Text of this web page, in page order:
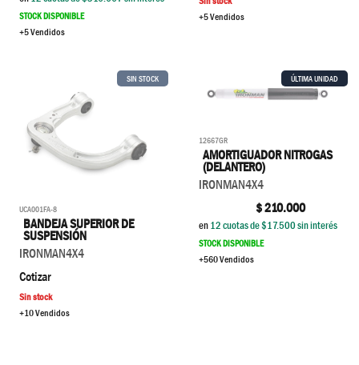
STOCK DISPONIBLE
+5 Vendidos
+5 Vendidos
SIN STOCK
UCA001FA-8
BANDEJA SUPERIOR DE
SUSPENSIÓN
IRONMAN4X4
Cotizar
Sin stock
+10 Vendidos
ÚLTIMA UNIDAD
12667GR
AMORTIGUADOR NITROGAS
(DELANTERO)
IRONMAN4X4
$210.000
en12cuotas de $17.500sin interés
STOCK DISPONIBLE
+560 Vendidos